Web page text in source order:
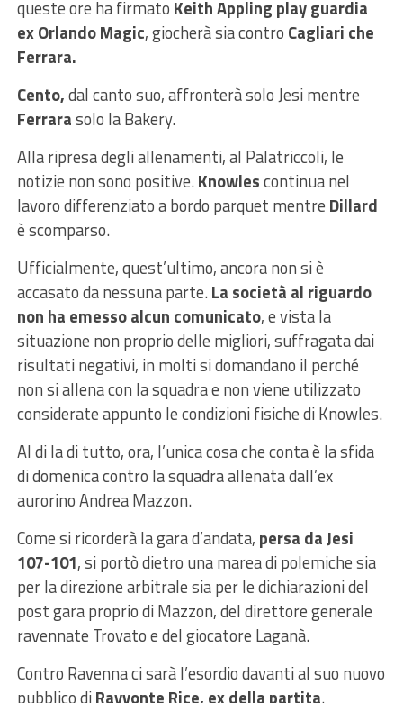
queste ore ha firmato Keith Appling play guardia
ex Orlando Magic, giocherà sia contro Cagliari che
Ferrara.
Cento,dal canto suo, affronterà solo Jesi mentre
Ferrarasolo la Bakery.
Alla ripresa degli allenamenti, al Palatriccoli, le
notizie non sono positive.Knowlescontinua nel
lavoro differenziato a bordo parquet mentre Dillard
è scomparso.
Ufficialmente, quest’ultimo, ancora non si è
accasato da nessuna parte.La società al riguardo
non ha emesso alcun comunicato, e vista la
situazione non proprio delle migliori, suffragata dai
risultati negativi, in molti si domandano il perché
non si allena con la squadra e non viene utilizzato
considerate appunto le condizioni fisiche di Knowles.
Al di la di tutto, ora, l’unica cosa che conta è la sfida
di domenica contro la squadra allenata dall’ex
aurorino Andrea Mazzon.
Come si ricorderà la gara d’andata, persa da Jesi
107-101, si portò dietro una marea di polemiche sia
per la direzione arbitrale sia per le dichiarazioni del
post gara proprio di Mazzon, del direttore generale
ravennate Trovato e del giocatore Laganà.
Contro Ravenna ci sarà l’esordio davanti al suo nuovo
pubblico diRayvonte Rice, ex della partita.